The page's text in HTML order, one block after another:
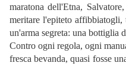
maratona dell'Etna,
meritare l'epiteto
un'arma segreta: una bottiglia
Contro ogni regola, ogni
fresca bevanda, quasi fosse